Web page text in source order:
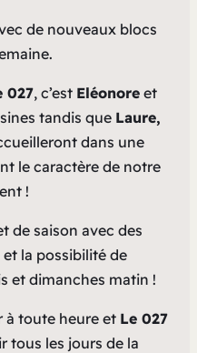
de nouveaux blocs
027, c’est Eléonore et
tandis que Laure,
dans une
le caractère de notre
!
de saison avec des
la possibilité de
et dimanches matin !
à toute heure et Le 027
tous les jours de la